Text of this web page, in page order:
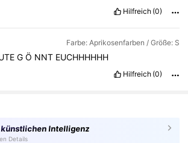
Hilfreich (0)
Farbe: Aprikosenfarben / Größe: S
GÖ NNT EUCHHHHHH
Hilfreich (0)
Intelligenz
Details